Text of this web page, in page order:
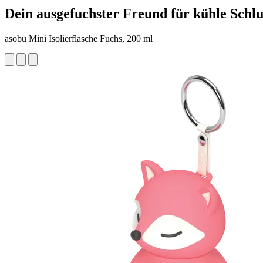
Dein ausgefuchster Freund für kühle
asobu Mini Isolierflasche Fuchs, 200 ml